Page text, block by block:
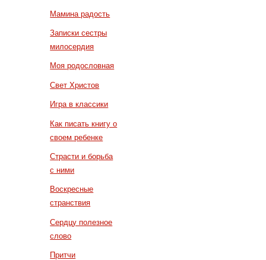
Мамина радость
Записки сестры
милосердия
Моя родословная
Свет Христов
Игра в классики
Как писать книгу о
своем ребенке
Страсти и борьба
с ними
Воскресные
странствия
Сердцу полезное
слово
Притчи